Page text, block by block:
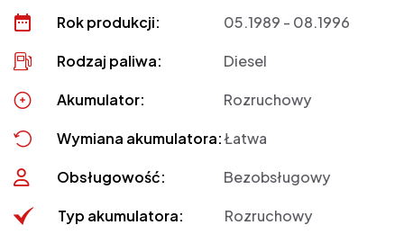
Rok produkcji: 05.1989 - 08.1996
Rodzaj paliwa: Diesel
Akumulator: Rozruchowy
Wymiana akumulatora:Łatwa
Obsługowość: Bezobsługowy
Typ akumulatora: Rozruchowy